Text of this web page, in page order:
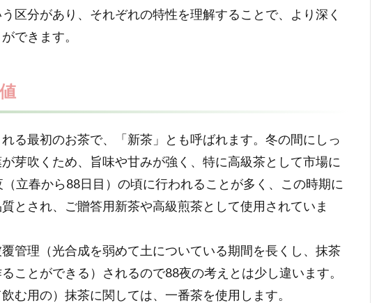
区分があり、それぞれの特性を理解することで、より深く
できます。
る最初のお茶で、「新茶」とも呼ばれます。冬の間にしっ
芽吹くため、旨味や甘みが強く、特に高級茶として市場に
立春から88日目）の頃に行われることが多く、この時期に
とされ、ご贈答用新茶や高級煎茶として使用されていま
管理（光合成を弱めて土についている期間を長くし、抹茶
ことができる）されるので88夜の考えとは少し違います。
む用の）抹茶に関しては、一番茶を使用します。